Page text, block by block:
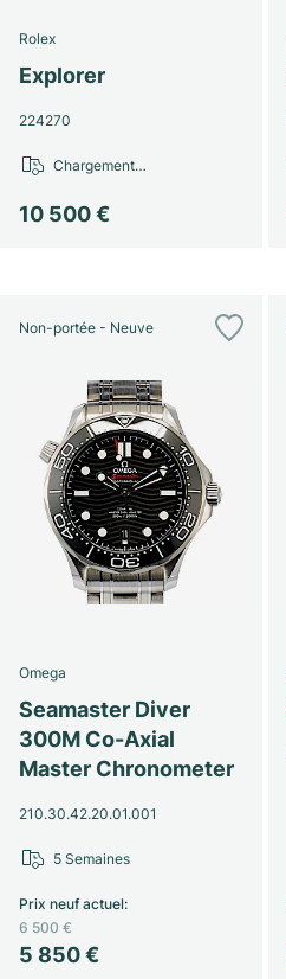
Rolex
Explorer
224270
10 500 €
Chargement…
Non-portée - Neuve
Omega
Seamaster Diver
300M Co-Axial
Master Chronometer
210.30.42.20.01.001
5 850 €
Prix neuf actuel:
6 500 €
5 Semaines